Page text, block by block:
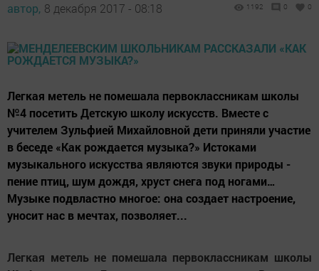
автор, 8 декабря 2017 - 08:18 1192 0 0
Легкая метель не помешала первоклассникам школы
№4 посетить Детскую школу искусств. Вместе с
учителем Зульфией Михайловной дети приняли участие
в беседе «Как рождается музыка?» Истоками
музыкального искусства являются звуки природы -
пение птиц, шум дождя, хруст снега под ногами…
Музыке подвластно многое: она создает настроение,
уносит нас в мечтах, позволяет...
Легкая метель не помешала первоклассникам школы